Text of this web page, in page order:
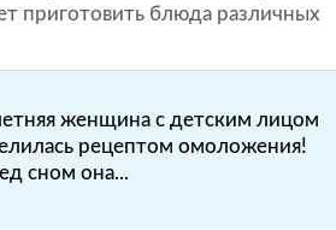
приготовить блюда различных
женщина с детским лицом
рецептом омоложения!
сном она...